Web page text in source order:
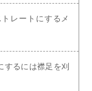
レートにするメ
するには襟足を刈